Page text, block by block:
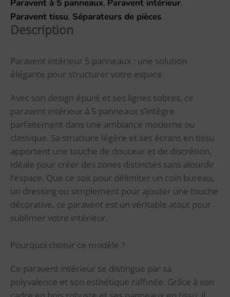
Paravent à 5 panneaux Paravent intérieur
Paravent tissu, Séparateurs de pièces
Description
Paravent intérieur 5 panneaux : une solution
élégante pour structurer votre espace
Avec son design épuré et ses lignes sobres, ce
paravent intérieur à 5 panneaux s’intègre
parfaitement dans une ambiance moderne ou
classique. Sa structure légère et ses écrans en tissu
apportent une touche de douceur et de discrétion,
idéale pour créer des zones distinctes sans alourdir
l’espace. Que ce soit pour délimiter un coin bureau,
un dressing ou simplement pour ajouter une touche
décorative, ce paravent est un véritable atout pour
sublimer votre intérieur.
Pourquoi choisir ce modèle ?
Ce paravent intérieur se distingue par sa
polyvalence et son esthétique raffinée. Grâce à son